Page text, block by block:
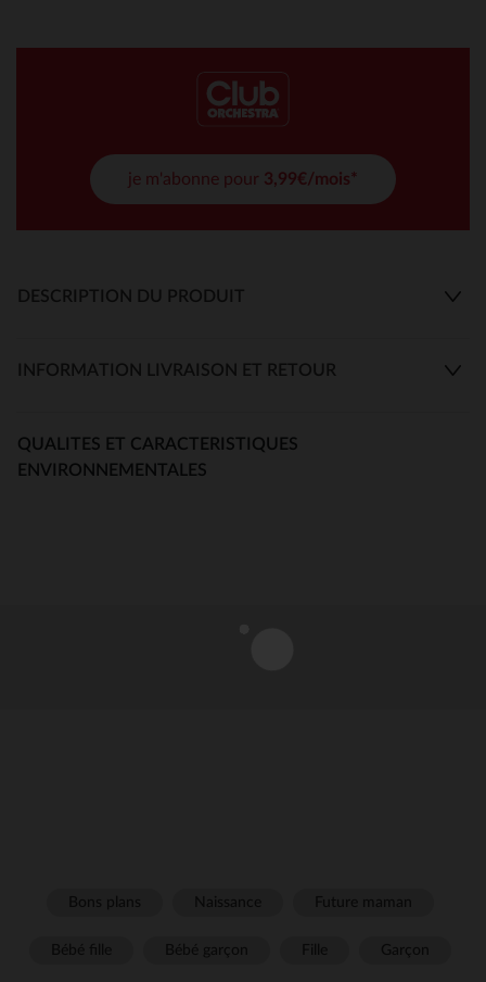
je m'abonne pour 3,99€/mois*
DESCRIPTION DU PRODUIT
INFORMATION LIVRAISON ET RETOUR
QUALITES ET CARACTERISTIQUES
ENVIRONNEMENTALES